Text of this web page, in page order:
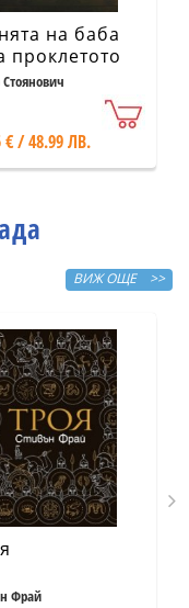
на баба
проклетото
€ / 48.99 ЛВ.
ВИЖ ОЩЕ >>
Фрай